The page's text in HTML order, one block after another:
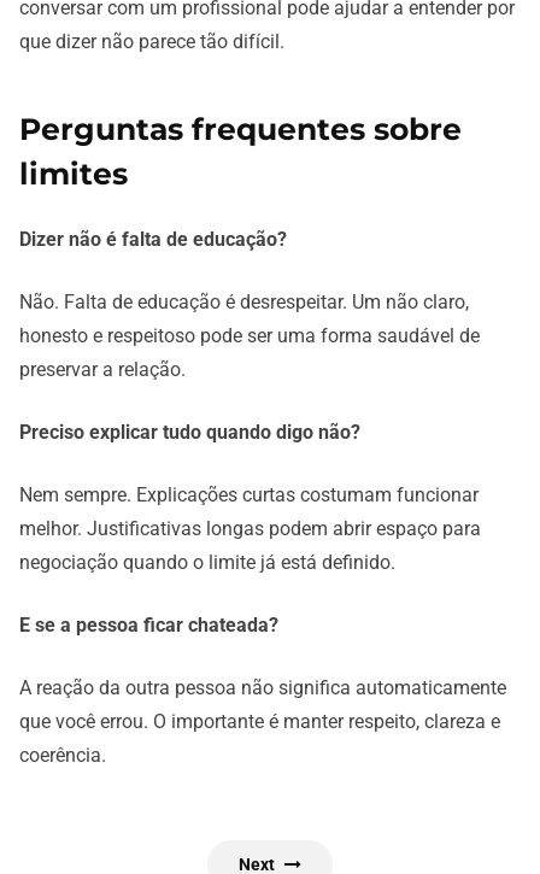
conversar com um profissional pode ajudar a entender por
que dizer não parece tão difícil.
Perguntas frequentes sobre
limites
Dizer não é falta de educação?
Não. Falta de educação é desrespeitar. Um não claro,
honesto e respeitoso pode ser uma forma saudável de
preservar a relação.
Preciso explicar tudo quando digo não?
Nem sempre. Explicações curtas costumam funcionar
melhor. Justificativas longas podem abrir espaço para
negociação quando o limite já está definido.
E se a pessoa ficar chateada?
A reação da outra pessoa não significa automaticamente
que você errou. O importante é manter respeito, clareza e
coerência.
Next